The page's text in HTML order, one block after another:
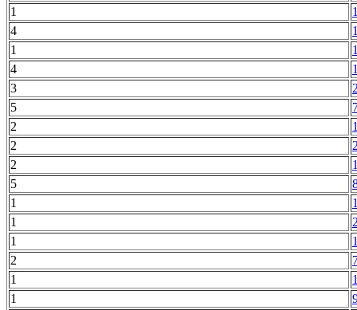
1
4
1
4
3
5
2
2
2
5
1
1
1
2
1
1